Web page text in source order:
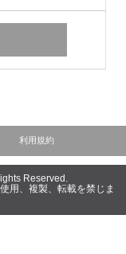
Reserved.
用、複製、転載を禁じま